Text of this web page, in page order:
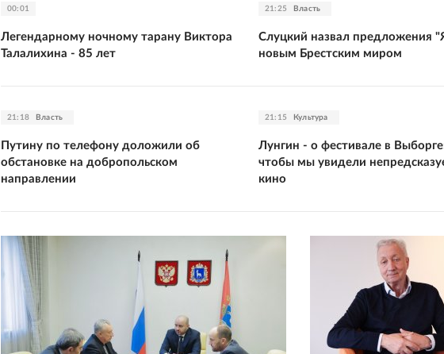
00:01
Легендарному ночному тарану Виктора
Талалихина - 85 лет
21:25 Власть
Слуцкий назвал предложения
новым Брестским миром
21:18 Власть
Путину по телефону доложили об
обстановке на добропольском
направлении
21:15 Культура
Лунгин - о фестивале в
чтобы мы увидели
кино